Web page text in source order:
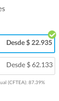
Desde $ 22.935
Desde $ 62.133
(CFTEA): 87.39%